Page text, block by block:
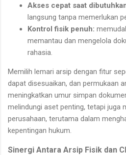
Akses cepat saat
langsung tanpa memerlukan
Kontrol fisik penuh:
memantau dan mengelola
rahasia.
Memilih lemari arsip dengan fitur
dapat disesuaikan, dan permukaan
meningkatkan umur simpan
melindungi aset penting, tetapi juga
perusahaan, terutama dalam
kepentingan hukum.
Sinergi Antara Arsip Fisik dan